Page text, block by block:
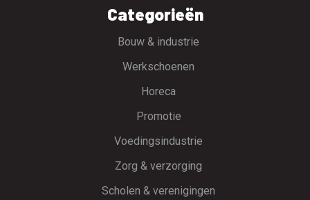
Categorieën
Bouw & industrie
Werkschoenen
Horeca
Promotie
Voedingsindustrie
Zorg & verzorging
Scholen & verenigingen